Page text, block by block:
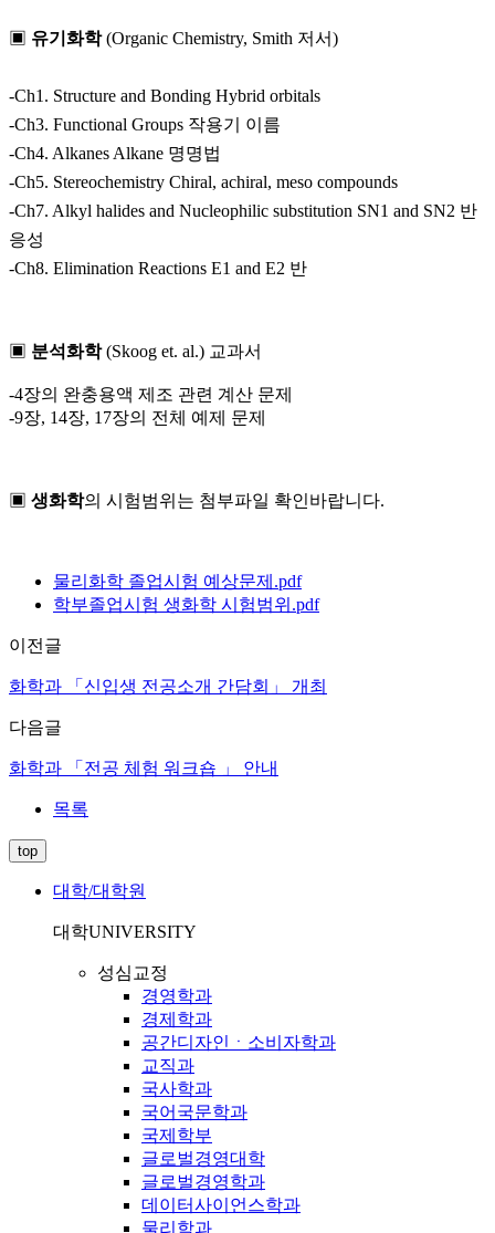
▣ 유기화학(Organic Chemistry, Smith 저서)
-Ch1. Structure and Bonding Hybrid orbitals
-Ch3. Functional Groups 작용기 이름
-Ch4. Alkanes Alkane 명명법
-Ch5. Stereochemistry Chiral, achiral, meso compounds
-Ch7. Alkyl halides and Nucleophilic substitution SN1 and SN2 반
응성
-Ch8. Elimination Reactions E1 and E2 반
▣ 분석화학(Skoog et. al.) 교과서
-4장의 완충용액 제조 관련 계산 문제
-9장, 14장, 17장의 전체 예제 문제
▣ 생화학의 시험범위는 첨부파일 확인바랍니다.
물리화학 졸업시험 예상문제.pdf
학부졸업시험 생화학 시험범위.pdf
이전글
화학과 「신입생 전공소개 간담회」 개최
다음글
화학과 「전공 체험 워크숍 」 안내
목록
top
대학/대학원
대학UNIVERSITY
성심교정
경영학과
경제학과
공간디자인ㆍ소비자학과
교직과
국사학과
국어국문학과
국제학부
글로벌경영대학
글로벌경영학과
데이터사이언스학과
물리학과